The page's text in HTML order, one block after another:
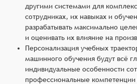
другими системами для
сотрудниках, их навыках и
разрабатывать максимально
и оценивать их влияние на
Персонализация учебных
машинного обучения будут всё
индивидуальные особенности
профессиональные компетенции